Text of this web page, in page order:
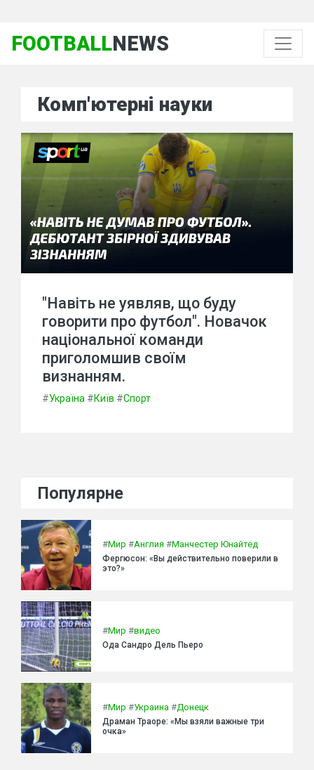
FOOTBALLNEWS
Комп'ютерні науки
"Навіть не уявляв, що буду
говорити про футбол". Новачок
національної команди
приголомшив своїм
визнанням.
#Україна #Київ #Спорт
Популярне
#Мир #Англия #Манчестер Юнайтед
Фергюсон: «Вы действительно поверили в
это?»
#Мир #видео
Ода Сандро Дель Пьеро
#Мир #Украина #Донецк
Драман Траоре: «Мы взяли важные три
очка»